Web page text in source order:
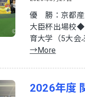
優 勝：京都産
大臣杯出場校◆
育大学（5大会
→More
2026年度